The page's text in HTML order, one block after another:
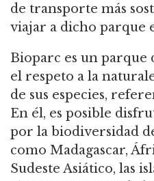
de transporte más
viajar a dicho parque
Bioparc es un parque
el respeto a la
de sus especies,
En él, es posible
por la biodiversidad
como Madagascar,
Sudeste Asiático, las